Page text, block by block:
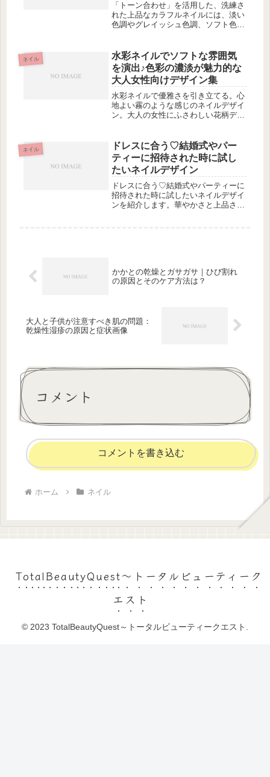
「トーン合わせ」を活用した、洗練さ
れた上品なカラフルネイルには、淡い
色調やグレイッシュ色調、ソフト色
ンでは、シックなマット仕上げのニュ
アンスネイルや先端ラインとチェック
柄で...
ネイル
水彩ネイルでソフトな雰囲気
を演出♪色彩の濃淡が魅力的な
大人女性向けデザイン集
水彩ネイルで優雅さを引き立てる。心
地よい霧のような感じのネイルデザイ
ン。大人の女性にふさわしい花柄デザ
ザイン。ブルーとパープルのバランス
が美しいデザイン。グラデーションで
表...
ネイル
ドレスに合う♡結婚式やパー
ティーに招待された時に試し
たいネイルデザイン
ドレスに合う♡結婚式やパーティーに
招待された時に試したいネイルデザイ
ンを紹介します。華やかさと上品さを
かかとの乾燥とガサガサ｜ひび割れ
の原因とそのケア方法は？
大人と子供が注意すべき肌の問題：
乾燥性湿疹の原因と症状画像
コメント
コメントを書き込む
ホーム ネイル
TotalBeautyQuest～トータルビューティーク
エスト
© 2023 TotalBeautyQuest～トータルビューティークエスト.